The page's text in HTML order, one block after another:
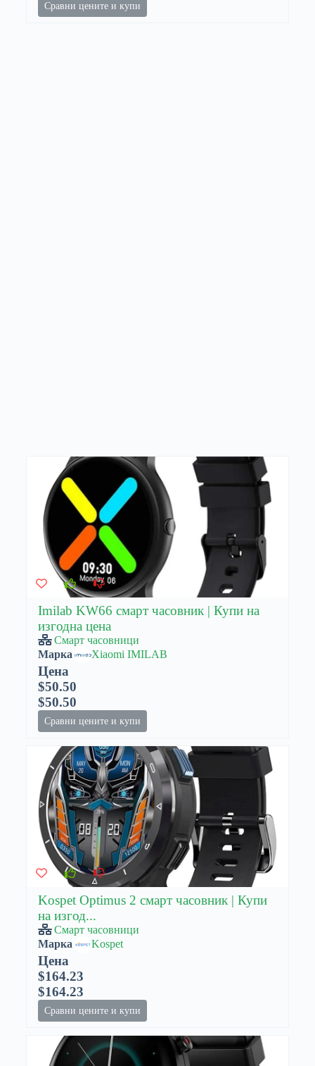
Сравни цените и купи
Imilab KW66 смарт часовник | Купи на
изгодна цена
Смарт часовници
Марка
Xiaomi IMILAB
Цена
$50.50
$50.50
Сравни цените и купи
Kospet Optimus 2 смарт часовник | Купи
на изгод...
Смарт часовници
Марка
Kospet
Цена
$164.23
$164.23
Сравни цените и купи